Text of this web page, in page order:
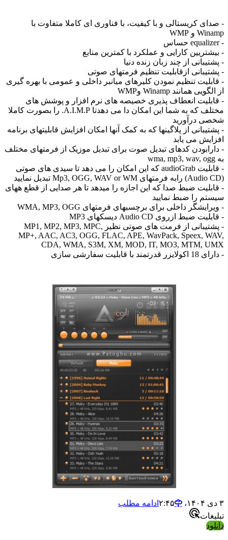
- صدای کریستالی و با کیفیت، با فناوری ای کاملا متفاوت با
Winamp و WMP
- equalizer حساس
- بیشتریین کارایی و عملکرد با کمترین منابع
- پشتیبانی از چند زبان زنده دنیا
- پشتیبانی ازقابلیت تنظیم فرمتهای صوتی
- قابلیت تنظیم نمودن کلیرهای میانبر داخلی و عمومی با بهره گیری
از الگویی همانند Winamp وWMP
- قابلیت انعطاف پذیری خصیصه های نرم افزار و پوشش های
مختلف که به شما این امکان دا می دهدتا A.I.M.P. را بصورت کاملا
شخصی درآورید
- پشتیبانی از پلاگینها که به کمک آنها امکان افزایش قابلیتهای برنامه
افزایش می یابد
- دارابودن کدهای تبدیل صوت برای تبدیل موزیک از فرمتهای مختلف
به wma, mp3, wav, ogg
- قابلیت audioGrab که این امکان را می دهد تا سیدی های صوتی
(Audio CD) رابه فرمتهای Mp3, OGG, WAV or WM تبدیل نمایید
- قابلیت ضبط صدا که این اجازه را میدهد تا هر صدایی از قطع ههای
سیستم را ضبط نمایید
- ویرایشگر داخلی برای برچسبهای فرمتهای WMA, MP3, OGG
- قابلیت ضبط ازروی Audio CD دیسکهای MP3
- پشتیبانی از فرمت های صوتی نظیر MP1, MP2, MP3, MPC,
MP+, AAC, AC3, OGG, FLAC, APE, WavPack, Speex, WAV,
CDA, WMA, S3M, XM, MOD, IT, MO3, MTM, UMX
- دارای 18 اکولایزر قدرتمند با قابلیت سفارشی سازی
۳ دی ۱۴۰۴،‏ ۲:۴۵
ادامه مطلب
تبلیغات
دانلود